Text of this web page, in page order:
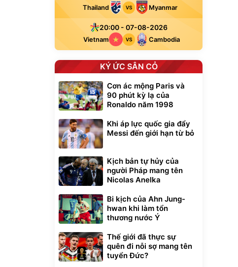
Thailand VS Myanmar
20:00 - 07-08-2026
Vietnam VS Cambodia
KÝ ỨC SÂN CỎ
Cơn ác mộng Paris và
90 phút kỳ lạ của
Ronaldo năm 1998
Khi áp lực quốc gia đẩy
Messi đến giới hạn từ bỏ
Kịch bản tự hủy của
người Pháp mang tên
Nicolas Anelka
Bi kịch của Ahn Jung-
hwan khi làm tổn
thương nước Ý
Thế giới đã thực sự
quên đi nỗi sợ mang tên
tuyển Đức?